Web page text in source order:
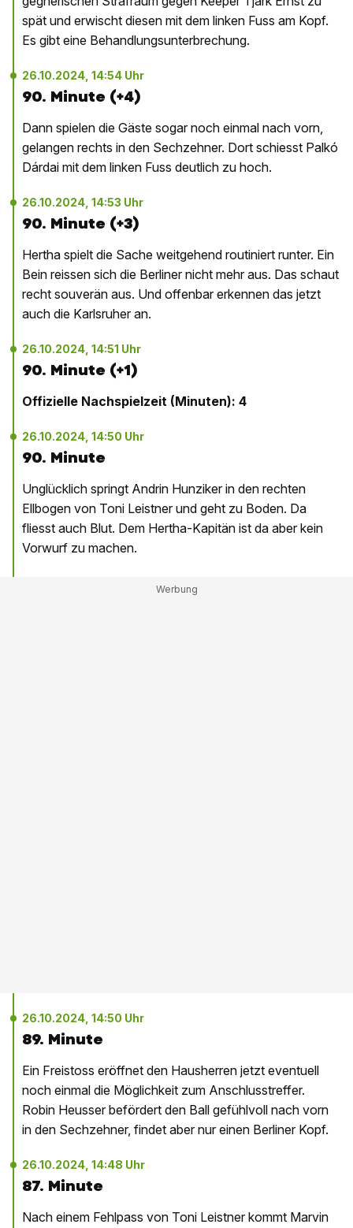
spät und erwischt diesen mit dem linken Fuss am Kopf.
Es gibt eine Behandlungsunterbrechung.
26.10.2024, 14:54 Uhr
90. Minute (+4)
Dann spielen die Gäste sogar noch einmal nach vorn,
gelangen rechts in den Sechzehner. Dort schiesst Palkó
Dárdai mit dem linken Fuss deutlich zu hoch.
26.10.2024, 14:53 Uhr
90. Minute (+3)
Hertha spielt die Sache weitgehend routiniert runter. Ein
Bein reissen sich die Berliner nicht mehr aus. Das schaut
recht souverän aus. Und offenbar erkennen das jetzt
auch die Karlsruher an.
26.10.2024, 14:51 Uhr
90. Minute (+1)
Offizielle Nachspielzeit (Minuten): 4
26.10.2024, 14:50 Uhr
90. Minute
Unglücklich springt Andrin Hunziker in den rechten
Ellbogen von Toni Leistner und geht zu Boden. Da
fliesst auch Blut. Dem Hertha-Kapitän ist da aber kein
Vorwurf zu machen.
26.10.2024, 14:50 Uhr
89. Minute
Ein Freistoss eröffnet den Hausherren jetzt eventuell
noch einmal die Möglichkeit zum Anschlusstreffer.
Robin Heusser befördert den Ball gefühlvoll nach vorn
in den Sechzehner, findet aber nur einen Berliner Kopf.
26.10.2024, 14:48 Uhr
87. Minute
Nach einem Fehlpass von Toni Leistner kommt Marvin